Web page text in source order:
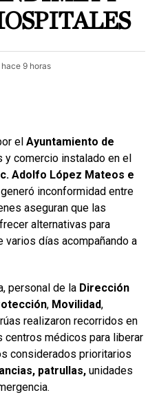
hace 9 horas
el Ayuntamiento de
y comercio instalado en el
Adolfo López Mateos e
generó inconformidad entre
aseguran que las
alternativas para
varios días acompañando a
personal de la Dirección
, Movilidad,
realizaron recorridos en
centros médicos para liberar
considerados prioritarios
patrullas, unidades